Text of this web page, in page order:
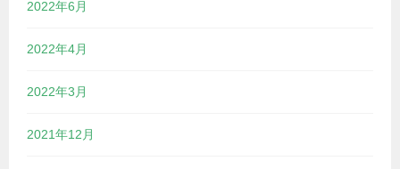
2022年6月
2022年4月
2022年3月
2021年12月